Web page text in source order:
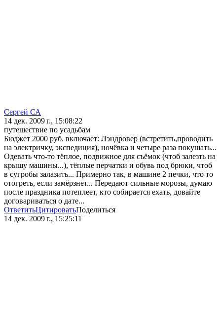
Сергей СА
14 дек. 2009 г., 15:08:22
путешествие по усадьбам
Бюджет 2000 руб. включает: Лэндровер (встретить,проводить
на электричку, экспедиция), ночёвка и четыре раза покушать...
Одевать что-то тёплое, подвижное для съёмок (чтоб залезть на
крышу машины...), тёплые перчатки и обувь под брюки, чтоб
в сугробы залазить... Примерно так, в машине 2 печки, что то
отогреть, если замёрзнет... Передают сильные морозы, думаю
после праздника потеплеет, кто собирается ехать, довайте
договариваться о дате...
ОтветитьЦитироватьПоделиться
14 дек. 2009 г., 15:25:11